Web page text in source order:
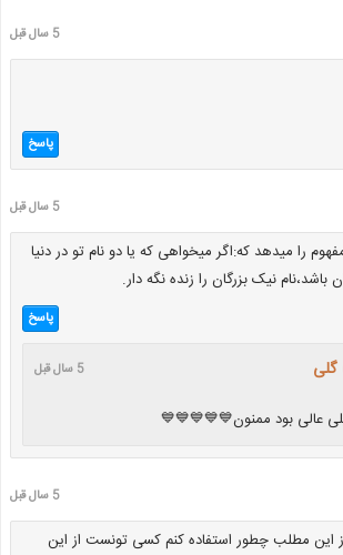
5 سال قبل
پاسخ
5 سال قبل
را میدهد که:اگر میخواهی که یا دو نام تو در دنیا
باشد،نام نیک بزرگان را زنده نگه دار.
پاسخ
گلی 5 سال قبل
عالی بود ممنون💙💙💙💙💙
5 سال قبل
این مطلب چطور استفاده کنم کسی تونست از این